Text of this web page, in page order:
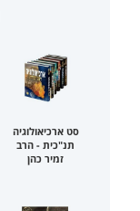
סט ארכיאולוגיה
תנ"כית - הרב
זמיר כהן